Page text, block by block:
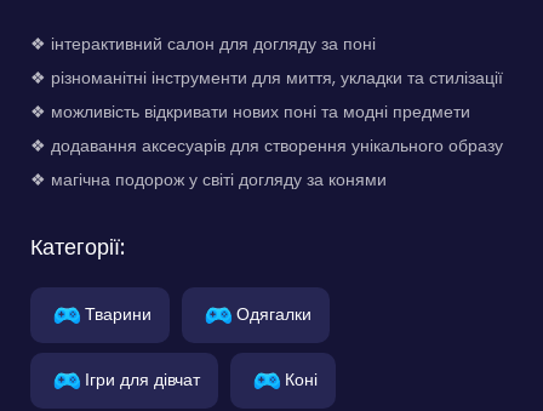
❖ інтерактивний салон для догляду за поні
❖ різноманітні інструменти для миття, укладки та стилізації
❖ можливість відкривати нових поні та модні предмети
❖ додавання аксесуарів для створення унікального образу
❖ магічна подорож у світі догляду за конями
Категорії:
Тварини Одягалки
Ігри для дівчат Коні